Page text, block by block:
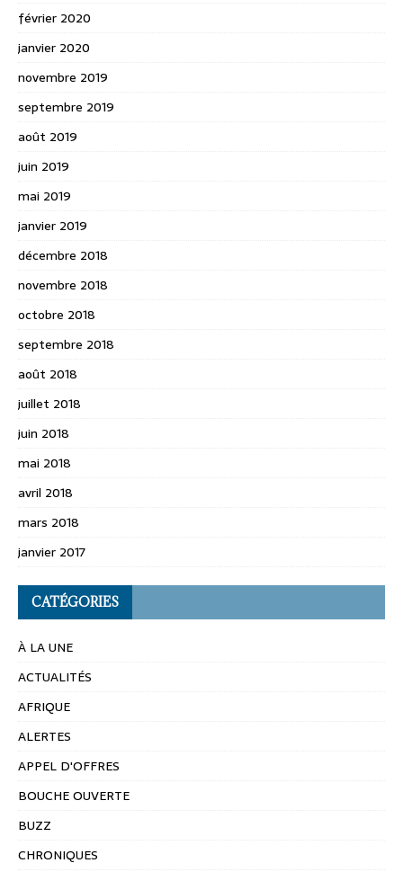
février 2020
janvier 2020
novembre 2019
septembre 2019
août 2019
juin 2019
mai 2019
janvier 2019
décembre 2018
novembre 2018
octobre 2018
septembre 2018
août 2018
juillet 2018
juin 2018
mai 2018
avril 2018
mars 2018
janvier 2017
CATÉGORIES
À LA UNE
ACTUALITÉS
AFRIQUE
ALERTES
APPEL D'OFFRES
BOUCHE OUVERTE
BUZZ
CHRONIQUES